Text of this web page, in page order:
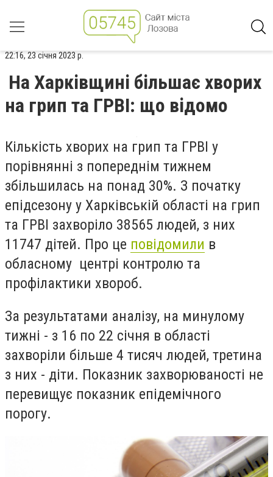
22:16, 23 січня 2023 р.
На Харківщині більшає хворих
на грип та ГРВІ: що відомо
Кількість хворих на грип та ГРВІ у
порівнянні з попереднім тижнем
збільшилась на понад 30%. З початку
епідсезону у Харківській області на грип
та ГРВІ захворіло 38565 людей, з них
11747 дітей. Про це повідомили в
обласному центрі контролю та
профілактики хвороб.
За результатами аналізу, на минулому
тижні - з 16 по 22 січня в області
захворіли більше 4 тисяч людей, третина
з них - діти. Показник захворюваності не
перевищує показник епідемічного
порогу.